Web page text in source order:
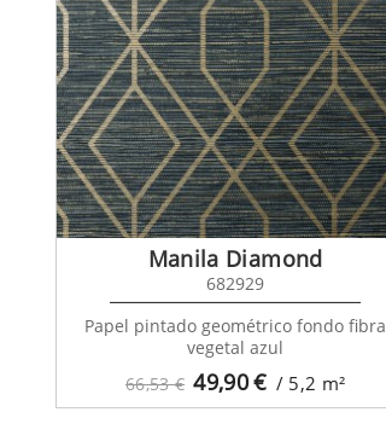
66,53 € 49,90€ / 5,2 m²
Manila Diamond
682929
Papel pintado geométrico fondo fibra
vegetal azul